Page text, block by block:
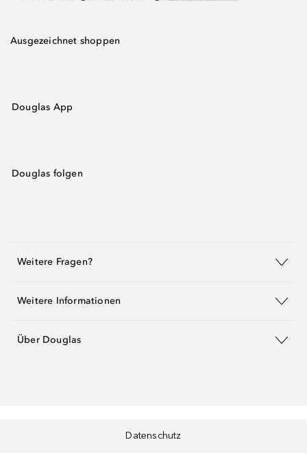
Ausgezeichnet shoppen
Douglas App
Douglas folgen
Weitere Fragen?
Weitere Informationen
Über Douglas
Datenschutz